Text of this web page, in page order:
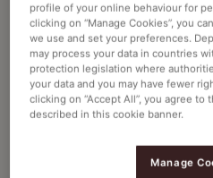
profile of your online behaviour for
clicking on “Manage Cookies”, you
we use and set your preferences.
may process your data in countries
protection legislation where
your data and you may have fewer
clicking on “Accept All”, you agree to
described in this cookie banner.
Manage